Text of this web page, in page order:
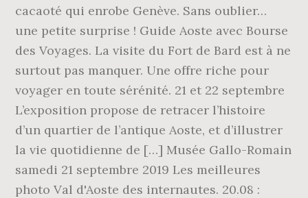
cacaoté qui enrobe Genève. Sans oublier…
une petite surprise ! Guide Aoste avec Bourse
des Voyages. La visite du Fort de Bard est à ne
surtout pas manquer. Une offre riche pour
voyager en toute sérénité. 21 et 22 septembre
L’exposition propose de retracer l’histoire
d’un quartier de l’antique Aoste, et d’illustrer
la vie quotidienne de […] Musée Gallo-Romain
samedi 21 septembre 2019 Les meilleures
photo Val d'Aoste des internautes. 20.08 :